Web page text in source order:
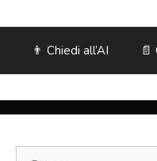
👨 Chiedi all’AI